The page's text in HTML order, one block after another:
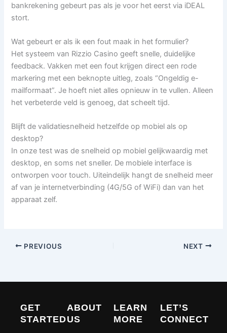
bankrekening gebeurt pas als je voor het eerst via iDEAL
stort.
Wat gebeurt er als ik een fout maak in het formulier?
Het systeem van Rizzio Casino geeft snelle, duidelijke
feedback. Vakken met een fout krijgen direct een rode
markering met een beknopte uitleg, zoals “Ongeldig e-
mailformaat”. Je hoeft niet alles opnieuw in te vullen. Alleen
het verbeterde veld is genoeg, dat scheelt tijd.
Blijft de validatiesnelheid hetzelfde op mobiel als op
desktop?
In onze test was de snelheid op mobiel gelijkwaardig met
desktop, en soms net sneller. De mobiele interface is
ontworpen voor touch. Uiteindelijk hangt de snelheid meer
af van je internetverbinding (4G/5G of WiFi) dan van het
apparaat zelf.
PREVIOUS NEXT
GET
STARTED
ABOUT
US
LEARN
MORE
LET’S
CONNECT